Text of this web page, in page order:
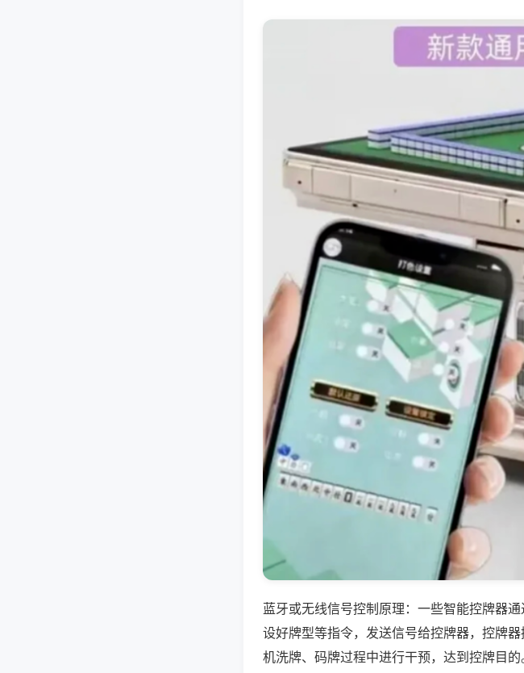
蓝牙或无线信号控制原理：一些智能控牌器
设好牌型等指令，发送信号给控牌器，控牌
机洗牌、码牌过程中进行干预，达到控牌目的